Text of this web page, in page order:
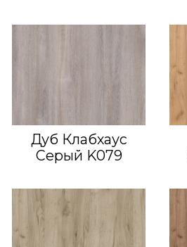
Дуб Клабхаус
Серый K079